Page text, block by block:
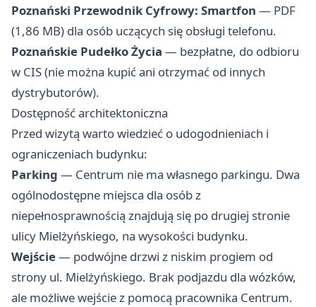
Poznański Przewodnik Cyfrowy: Smartfon — PDF
(1,86 MB) dla osób uczących się obsługi telefonu.
Poznańskie Pudełko Życia — bezpłatne, do odbioru
w CIS (nie można kupić ani otrzymać od innych
dystrybutorów).
Dostępność architektoniczna
Przed wizytą warto wiedzieć o udogodnieniach i
ograniczeniach budynku:
Parking — Centrum nie ma własnego parkingu. Dwa
ogólnodostępne miejsca dla osób z
niepełnosprawnością znajdują się po drugiej stronie
ulicy Mielżyńskiego, na wysokości budynku.
Wejście— podwójne drzwi z niskim progiem od
strony ul. Mielżyńskiego. Brak podjazdu dla wózków,
ale możliwe wejście z pomocą pracownika Centrum.